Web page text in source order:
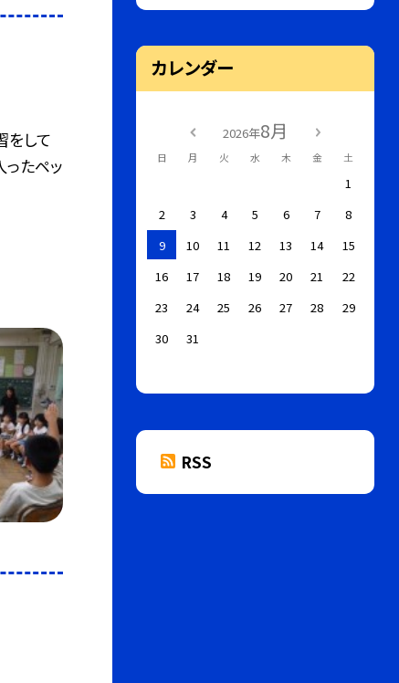
をして
たペッ
カレンダー
2026年8月
日 月 火 水 木 金 土
1
2
3 4 5 6 7
8
9
10 11 12 13 14
15
16
17 18 19 20 21
22
23
24 25 26 27 28
29
30
31
RSS